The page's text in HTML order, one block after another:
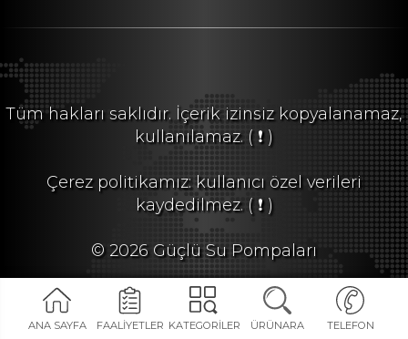
ANA SAYFA FAALİYETLER KATEGORİLER ÜRÜNARA TELEFON
Tüm hakları saklıdır. İçerik izinsiz kopyalanamaz,
kullanılamaz. ( ❗ )
Çerez politikamız: kullanıcı özel verileri
kaydedilmez. ( ❗ )
© 2026 Güçlü Su Pompaları
Special coded by: Net Web Studio®